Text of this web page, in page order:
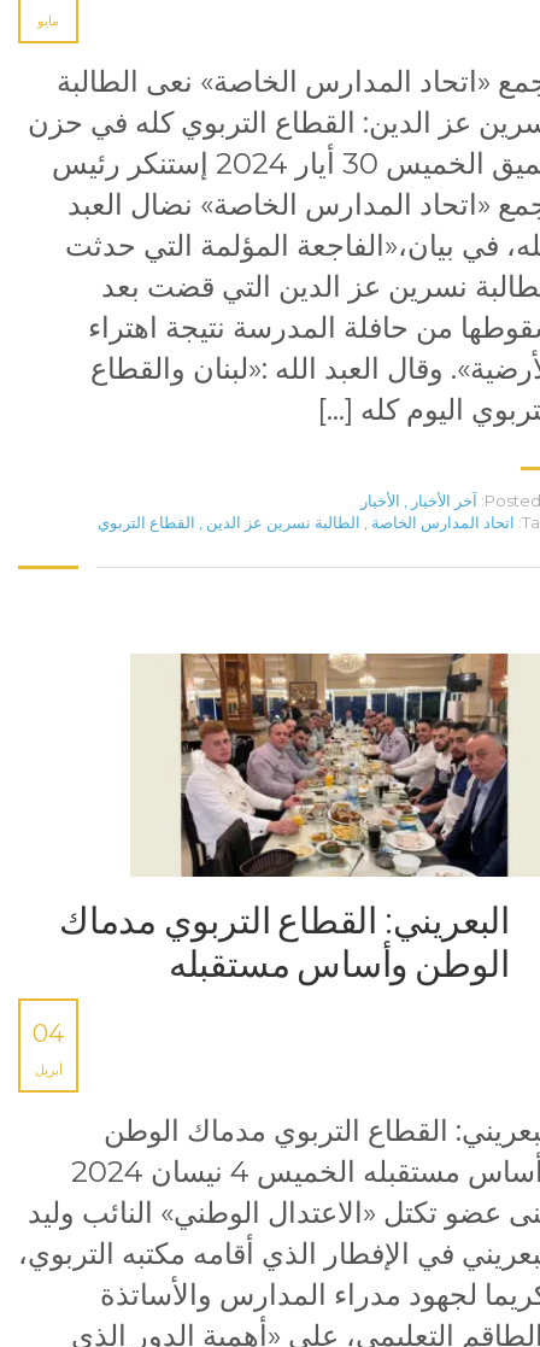
مايو
«اتحاد المدارس الخاصة» نعى الطالبة
عز الدين: القطاع التربوي كله في حزن
عميق الخميس 30 أيار 2024 إستنكر رئيس
«اتحاد المدارس الخاصة» نضال العبد
في بيان،«الفاجعة المؤلمة التي حدثت
نسرين عز الدين التي قضت بعد
من حافلة المدرسة نتيجة اهتراء
وقال العبد الله :«لبنان والقطاع
اليوم كله […]
Posted آخر الأخبار
الأخبار
اتحاد المدارس الخاصة الطالبة نسرين عز الدين القطاع التربوي
البعريني: القطاع التربوي مدماك
الوطن وأساس مستقبله
04
أبريل
القطاع التربوي مدماك الوطن
وأساس مستقبله الخميس 4 نيسان 2024
عضو تكتل «الاعتدال الوطني» النائب وليد
في الإفطار الذي أقامه مكتبه التربوي،
لجهود مدراء المدارس والأساتذة
التعليمي، على «أهمية الدور الذي